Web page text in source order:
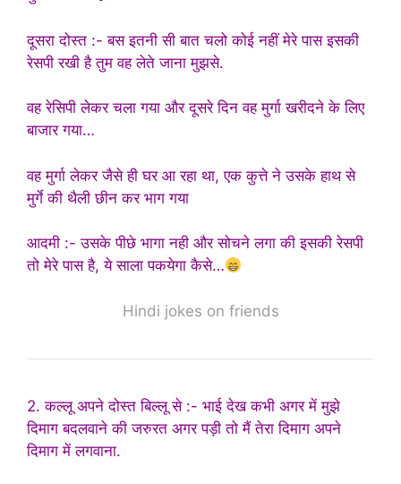
दूसरा दोस्त :- बस इतनी सी बात चलो कोई नहीं मेरे पास इसकी
रेसपी रखी है तुम वह लेते जाना मुझसे.
वह रेसिपी लेकर चला गया और दूसरे दिन वह मुर्गा खरीदने के लिए
बाजार गया…
वह मुर्गा लेकर जैसे ही घर आ रहा था, एक कुत्ते ने उसके हाथ से
मुर्गे की थैली छीन कर भाग गया
आदमी :- उसके पीछे भागा नही और सोचने लगा की इसकी रेसपी
तो मेरे पास है, ये साला पकयेगा कैसे…
Hindi jokes on friends
2. कल्लू अपने दोस्त बिल्लू से :- भाई देख कभी अगर में मुझे
दिमाग बदलवाने की जरुरत अगर पड़ी तो मैं तेरा दिमाग अपने
दिमाग में लगवाना.